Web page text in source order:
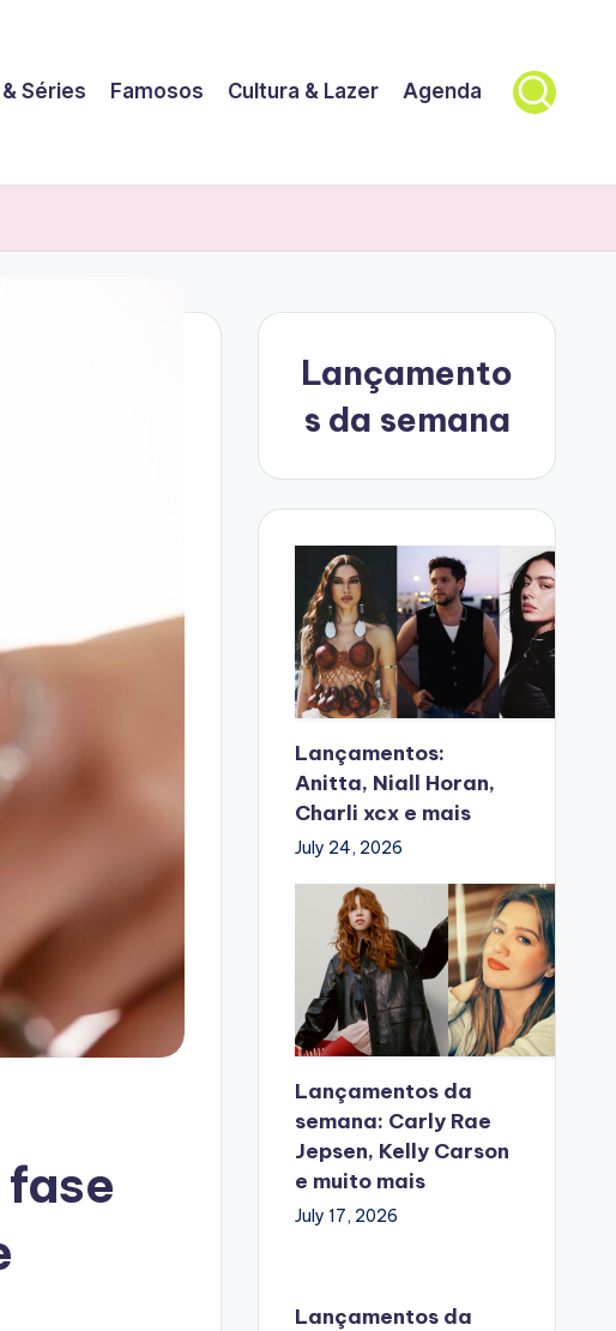
Séries Famosos Cultura & Lazer Agenda
fase
Lançamento
s da semana
Lançamentos:
Anitta, Niall Horan,
Charli xcx e mais
July 24, 2026
Lançamentos da
semana: Carly Rae
Jepsen, Kelly Carson
e muito mais
July 17, 2026
Lançamentos da